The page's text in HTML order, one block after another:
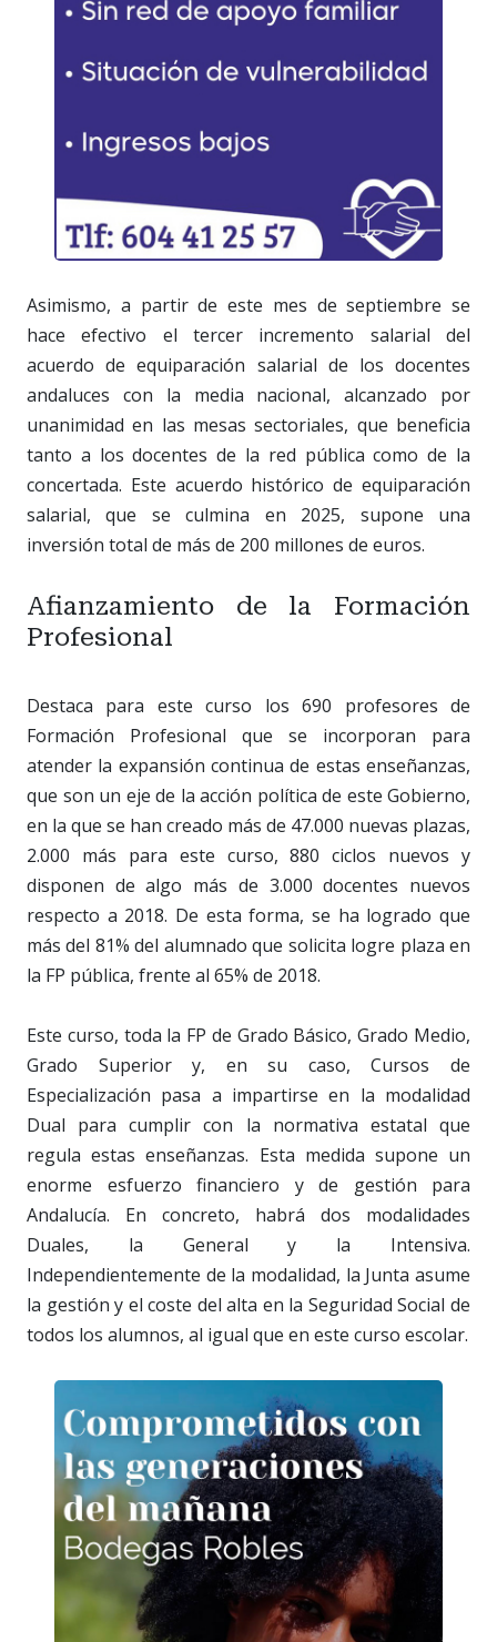
Asimismo, a partir de este mes de septiembre se
hace efectivo el tercer incremento salarial del
acuerdo de equiparación salarial de los docentes
andaluces con la media nacional, alcanzado por
unanimidad en las mesas sectoriales, que beneficia
tanto a los docentes de la red pública como de la
concertada. Este acuerdo histórico de equiparación
salarial, que se culmina en 2025, supone una
inversión total de más de 200 millones de euros.
Afianzamiento de la Formación
Profesional
Destaca para este curso los 690 profesores de
Formación Profesional que se incorporan para
atender la expansión continua de estas enseñanzas,
que son un eje de la acción política de este Gobierno,
en la que se han creado más de 47.000 nuevas plazas,
2.000 más para este curso, 880 ciclos nuevos y
disponen de algo más de 3.000 docentes nuevos
respecto a 2018. De esta forma, se ha logrado que
más del 81% del alumnado que solicita logre plaza en
la FP pública, frente al 65% de 2018.
Este curso, toda la FP de Grado Básico, Grado Medio,
Grado Superior y, en su caso, Cursos de
Especialización pasa a impartirse en la modalidad
Dual para cumplir con la normativa estatal que
regula estas enseñanzas. Esta medida supone un
enorme esfuerzo financiero y de gestión para
Andalucía. En concreto, habrá dos modalidades
Duales, la General y la Intensiva.
Independientemente de la modalidad, la Junta asume
la gestión y el coste del alta en la Seguridad Social de
todos los alumnos, al igual que en este curso escolar.